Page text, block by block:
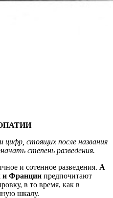
цифр, стоящих после названия
степень разведения.
и сотенное разведения. А
и Франции предпочитают
в то время, как в
шкалу.